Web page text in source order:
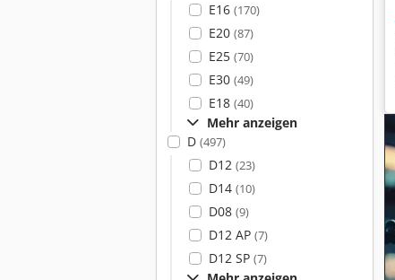
E16 (170)
E20 (87)
E25 (70)
E30 (49)
E18 (40)
Mehr anzeigen
D (497)
D12 (23)
D14 (10)
D08 (9)
D12 AP (7)
D12 SP (7)